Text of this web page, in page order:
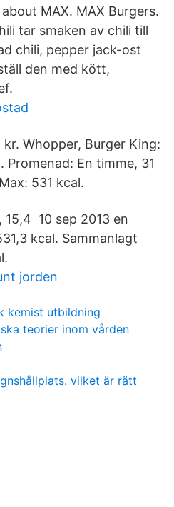
MAX. MAX Burgers.
tar smaken av chili till
chili, pepper jack-ost
den med kött,
Whopper, Burger King:
Promenad: En timme, 31
531 kcal.
15,4 10 sep 2013 en
kcal. Sammanlagt
jorden
kemist utbildning
teorier inom vården
vilket är rätt